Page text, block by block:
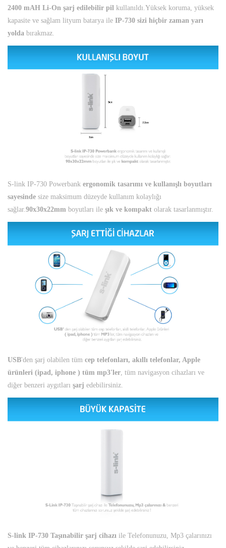
2400 mAH Li-On şarj edilebilir pil kullanıldı.Yüksek koruma, yüksek
kapasite ve sağlam lityum batarya ile IP-730 sizi hiçbir zaman yarı
yolda bırakmaz.
S-link IP-730 Powerbank ergonomik tasarımı ve kullanışlı boyutları
sayesinde size maksimum düzeyde kullanım kolaylığı
sağlar. 90x30x22mm boyutları ile şık ve kompakt olarak tasarlanmıştır.
USB'den şarj olabilen tüm cep telefonları, akıllı telefonlar, Apple
ürünleri (ipad, iphone ) tüm mp3'ler , tüm navigasyon cihazları ve
diğer benzeri aygıtları şarj edebilirsiniz.
S-link IP-730 Taşınabilir şarj cihazı ile Telefonunuzu, Mp3 çalarınızı